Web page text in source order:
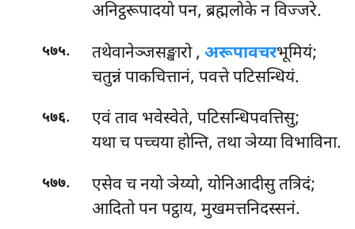
अनिट्ठरूपादयो पन, ब्रह्मलोके न विज्जरे.
५७५. तथेवानेञ्जसङ्खारो, अरूपावचरभूमियं;
चतुन्नं पाकचित्तानं, पवत्ते पटिसन्धियं.
५७६. एवंताव भवेस्वेते, पटिसन्धिपवत्तिसु;
यथा च पच्चया होन्ति, तथा ञेय्या विभाविना.
५७७.
एसेव च नयो ञेय्यो, योनिआदीसु तत्रिदं;
आदितो पन पट्ठाय, मुखमत्तनिदस्सनं.